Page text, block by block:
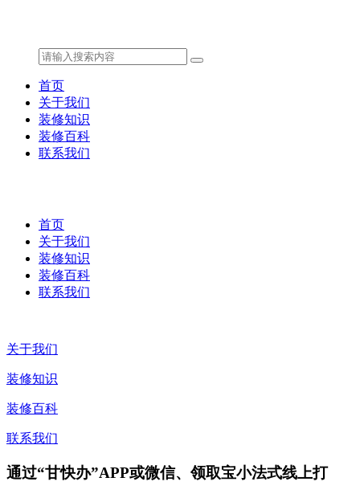
首页
关于我们
装修知识
装修百科
联系我们
首页
关于我们
装修知识
装修百科
联系我们
关于我们
装修知识
装修百科
联系我们
通过“甘快办”APP或微信、领取宝小法式线上打